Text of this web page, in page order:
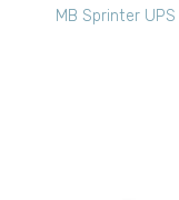
MB Sprinter